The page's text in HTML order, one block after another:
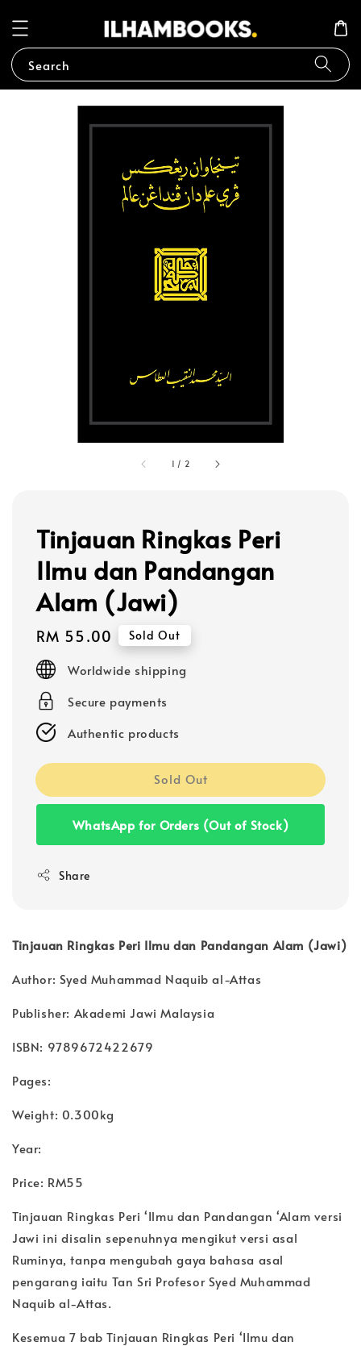
Search
1 / 2
Tinjauan Ringkas Peri
Ilmu dan Pandangan
Alam (Jawi)
Regular
price
RM 55.00 Sold Out
Worldwide shipping
Secure payments
Authentic products
Sold Out
WhatsApp for Orders (Out of Stock)
Share
Tinjauan Ringkas Peri Ilmu dan Pandangan Alam (Jawi)
Author: Syed Muhammad Naquib al-Attas
Publisher: Akademi Jawi Malaysia
ISBN: 9789672422679
Pages:
Weight: 0.300kg
Year:
Price: RM55
Tinjauan Ringkas Peri ‘Ilmu dan Pandangan ‘Alam versi
Jawi ini disalin sepenuhnya mengikut versi asal
Ruminya, tanpa mengubah gaya bahasa asal
pengarang iaitu Tan Sri Profesor Syed Muhammad
Naquib al-Attas.
Kesemua 7 bab Tinjauan Ringkas Peri ‘Ilmu dan